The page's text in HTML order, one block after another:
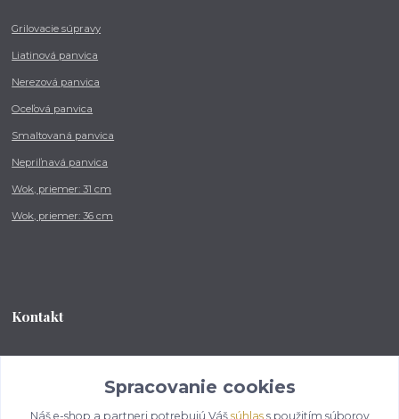
Grilovacie súpravy
Liatinová panvica
Nerezová panvica
Oceľová panvica
Smaltovaná panvica
Nepriľnavá panvica
Wok, priemer: 31 cm
Wok, priemer: 36 cm
Kontakt
od 8:00 - do 16:00 hodSpracovanie cookies
Náš e-shop a partneri potrebujú Váš súhlass použitím súborov